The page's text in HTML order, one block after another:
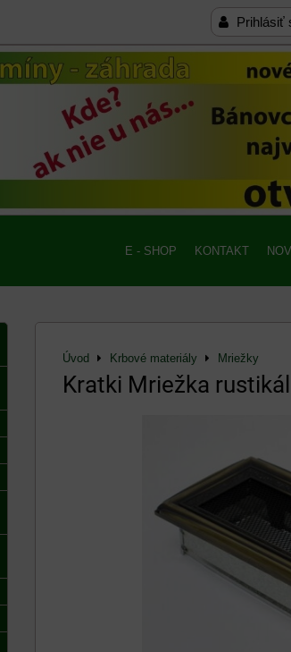
Prihlásiť
E - SHOP KONTAKT
Úvod Krbové materiály Mriežky
Kratki Mriežka